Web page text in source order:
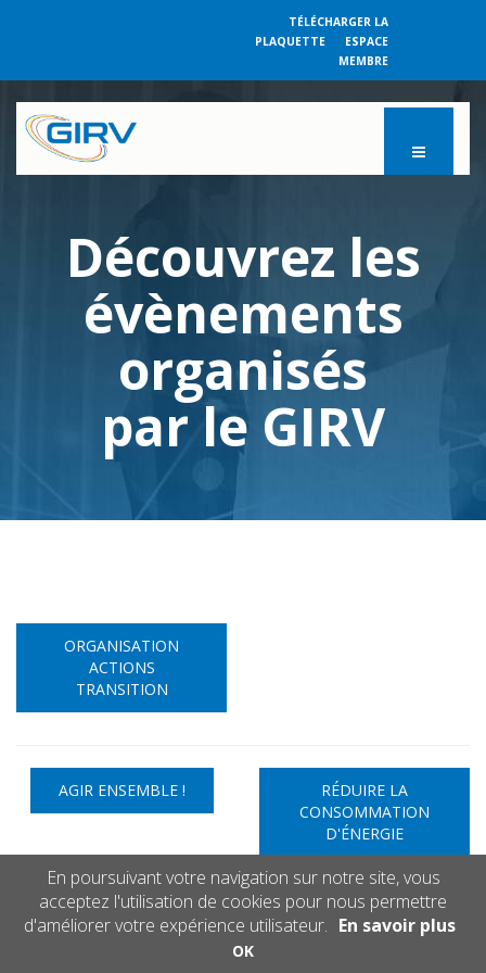
TÉLÉCHARGER LA
PLAQUETTE
ESPACE
MEMBRE
Découvrez les
évènements
organisés
par le GIRV
ORGANISATION
ACTIONS
TRANSITION
AGIR ENSEMBLE !
RÉDUIRE LA
CONSOMMATION
D'ÉNERGIE
FAVORISER LA
BIODIVERSITÉ
INTENSIFIER LE
RECYCLAGE
En poursuivant votre navigation sur notre site, vous
acceptez l'utilisation de cookies pour nous permettre
d'améliorer votre expérience utilisateur. En savoir plus
OK